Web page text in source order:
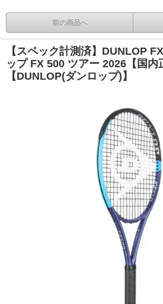
前の商品へ
【スペック計測済】DUNLOP
ップ FX 500 ツアー 2026【国内
【DUNLOP(ダンロップ)】